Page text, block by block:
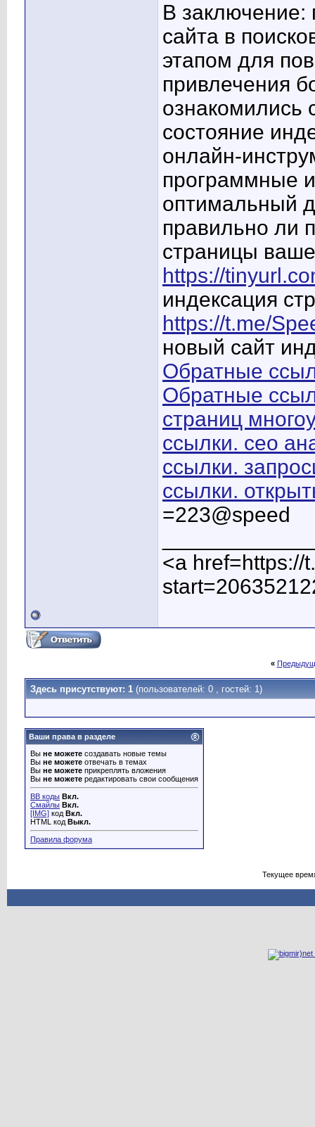
В заключение:
сайта в
этапом для
привлечения
ознакомились
состояние
онлайн-
программные
оптимальный
правильно ли
страницы
https://
индексация
https://t.me/
новый сайт
Обратные
Обратные
страниц
ссылки. сео
ссылки.
ссылки.
=223@speed
<a href=https://
«
Здесь присутствуют: 1 (пользователей: 0 , гостей: 1)
Ваши права в разделе
Вы не можете создавать новые темы
Вы не можете отвечать в темах
Вы не можете прикреплять вложения
Вы не можете редактировать свои сообщения
BB коды Вкл.
Смайлы Вкл.
[IMG] код Вкл.
HTML код Выкл.
Правила форума
Текущее